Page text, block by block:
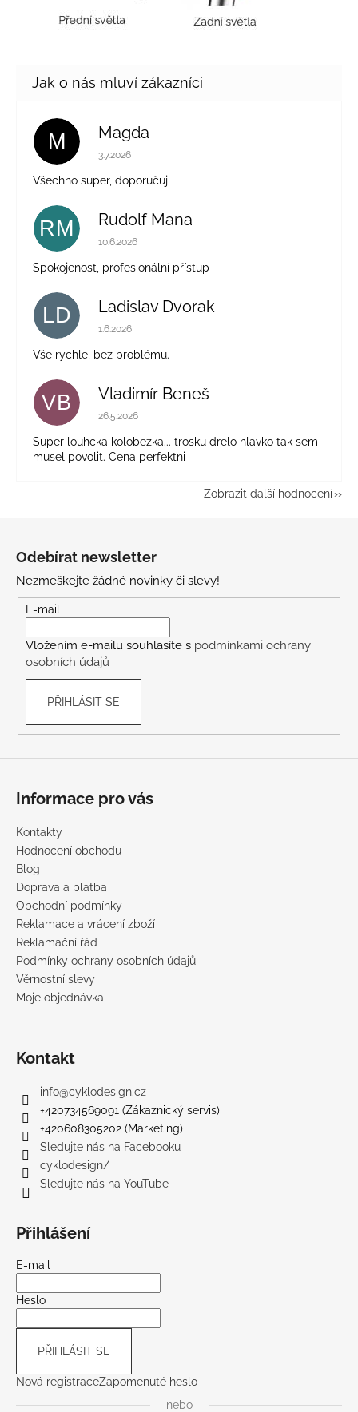
M Magda
Hodnocení obchodu je 5 z 5 hvězdiček.
3.7.2026
Všechno super, doporučuji
RM Rudolf Mana
Hodnocení obchodu je 5 z 5 hvězdiček.
10.6.2026
Spokojenost, profesionální přístup
LD Ladislav Dvorak
Hodnocení obchodu je 5 z 5 hvězdiček.
1.6.2026
Vše rychle, bez problému.
VB Vladimír Beneš
Hodnocení obchodu je 5 z 5 hvězdiček.
26.5.2026
Super louhcka kolobezka... trosku drelo hlavko tak sem
musel povolit. Cena perfektni
Zobrazit další hodnocení
Odebírat newsletter
Nezmeškejte žádné novinky či slevy!
E-mail
Vložením e-mailu souhlasíte s podmínkami ochrany
osobních údajů
PŘIHLÁSIT SE
Informace pro vás
Kontakty
Hodnocení obchodu
Blog
Doprava a platba
Obchodní podmínky
Reklamace a vrácení zboží
Reklamační řád
Podmínky ochrany osobních údajů
Věrnostní slevy
Moje objednávka
Kontakt
info@cyklodesign.cz
+420734569091 (Zákaznický servis)
+420608305202 (Marketing)
Sledujte nás na Facebooku
cyklodesign/
Sledujte nás na YouTube
Přihlášení
E-mail
Heslo
PŘIHLÁSIT SE
Nová registraceZapomenuté heslo
nebo